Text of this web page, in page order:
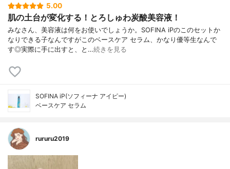
5.00
肌の土台が変化する！とろしゅわ炭酸美容液！
みなさん、美容液は何をお使いでしょうか。SOFINA iPのこのセットか
なりできる子なんですがこのベースケア セラム、かなり優等生なんで
す◎実際に手に出すと、と…続きを見る
SOFINA iP(ソフィーナ アイピー)
ベースケア セラム
rururu2019